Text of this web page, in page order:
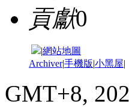
貢獻0
|網站地圖
Archiver|手機版|小黑屋|
GMT+8,